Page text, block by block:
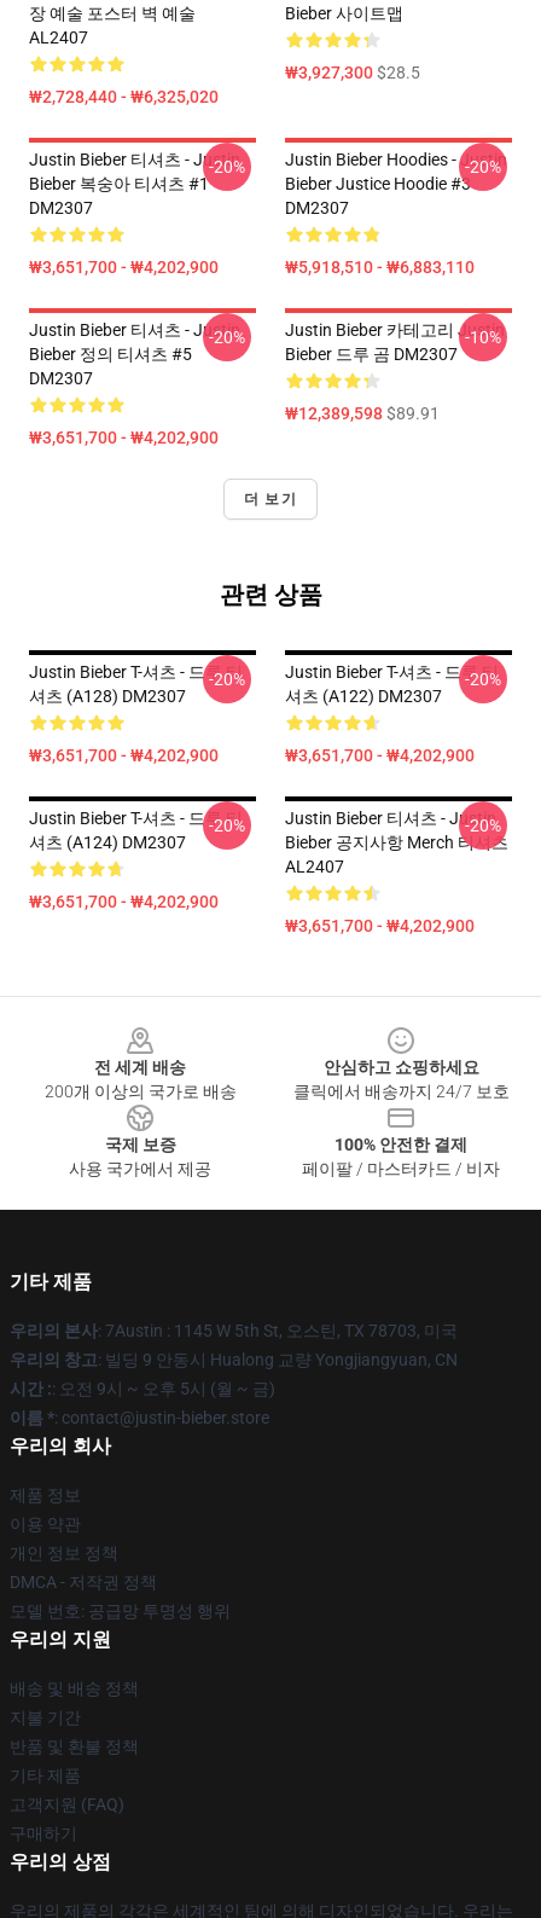
장 예술 포스터 벽 예술
AL2407
₩2,728,440 - ₩6,325,020
Bieber 사이트맵
₩3,927,300$28.5
Justin Bieber 티셔츠 - Justin
Bieber 복숭아 티셔츠 #1
DM2307
₩3,651,700 - ₩4,202,900
-20%
Justin Bieber Hoodies - Justin
Bieber Justice Hoodie #3
DM2307
₩5,918,510 - ₩6,883,110
-20%
Justin Bieber 티셔츠 - Justin
Bieber 정의 티셔츠 #5
DM2307
₩3,651,700 - ₩4,202,900
-20%
Justin Bieber 카테고리 Justin
Bieber 드루 곰 DM2307
₩12,389,598$89.91
-10%
더 보기
관련 상품
Justin Bieber T-셔츠 - 드루 티
셔츠 (A128) DM2307
₩3,651,700 - ₩4,202,900
-20%
Justin Bieber T-셔츠 - 드루 티
셔츠 (A122) DM2307
₩3,651,700 - ₩4,202,900
-20%
Justin Bieber T-셔츠 - 드루 티
셔츠 (A124) DM2307
₩3,651,700 - ₩4,202,900
-20%
Justin Bieber 티셔츠 - Justin
Bieber 공지사항 Merch 티셔츠
AL2407
₩3,651,700 - ₩4,202,900
-20%
전 세계 배송
200개 이상의 국가로 배송
안심하고 쇼핑하세요
클릭에서 배송까지 24/7 보호
국제 보증
사용 국가에서 제공
100% 안전한 결제
페이팔 / 마스터카드 / 비자
기타 제품
우리의 본사: 7Austin : 1145 W 5th St, 오스틴, TX 78703, 미국
우리의 창고: 빌딩 9 안동시 Hualong 교량 Yongjiangyuan, CN
시간 :: 오전 9시 ~ 오후 5시 (월 ~ 금)
이름 *: contact@justin-bieber.store
우리의 회사
제품 정보
이용 약관
개인 정보 정책
DMCA - 저작권 정책
모델 번호: 공급망 투명성 행위
우리의 지원
배송 및 배송 정책
지불 기간
반품 및 환불 정책
기타 제품
고객지원 (FAQ)
구매하기
우리의 상점
우리의 제품의 각각은 세계적인 팀에 의해 디자인되었습니다. 우리는